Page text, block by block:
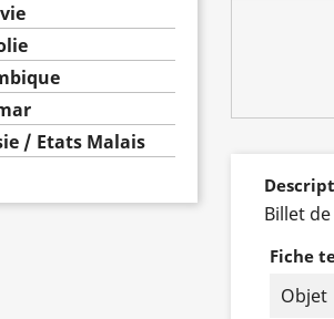
/ Etats Malais
Billet
Fiche
Objet